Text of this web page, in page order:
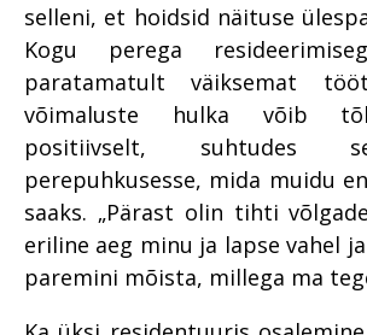
selleni, et hoidsid näituse
Kogu perega
paratamatult väiksemat
võimaluste hulka võib
positiivselt, suhtudes
perepuhkusesse, mida muidu
saaks. „Pärast olin tihti
eriline aeg minu ja lapse vahel
paremini mõista, millega ma